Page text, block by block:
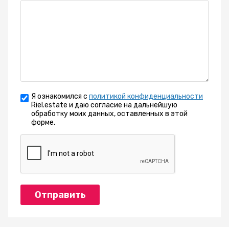
Я ознакомился с политикой конфиденциальности
Riel.estate и даю согласие на дальнейшую
обработку моих данных, оставленных в этой
форме.
Отправить